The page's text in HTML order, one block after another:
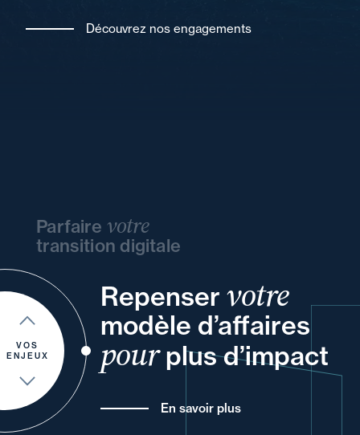
Découvrez nos engagements
VOS
ENJEUX
Parfaire votre
transition digitale
Repenser votre
modèle d’affaires
pourplus d’impact
En savoir plus
à
et
et
de vos
et
vos
de
un
vos
et
et votre